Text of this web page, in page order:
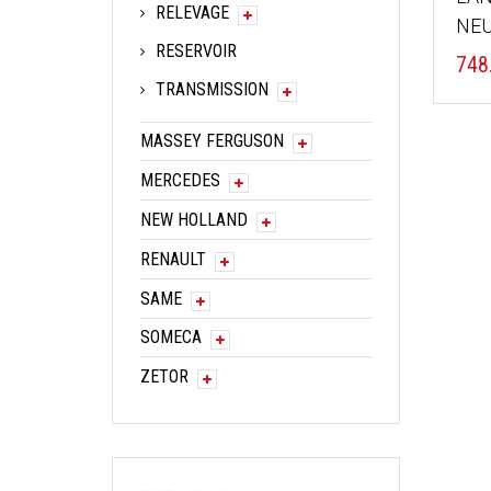
RELEVAGE
RESERVOIR
TRANSMISSION
MASSEY FERGUSON
MERCEDES
NEW HOLLAND
RENAULT
SAME
SOMECA
ZETOR